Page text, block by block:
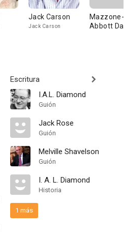
Jack Carson
Jack Carson
Mazzone-
Abbott
Escritura
I.A.L. Diamond
Guión
Jack Rose
Guión
Melville Shavelson
Guión
I. A. L. Diamond
Historia
1 más